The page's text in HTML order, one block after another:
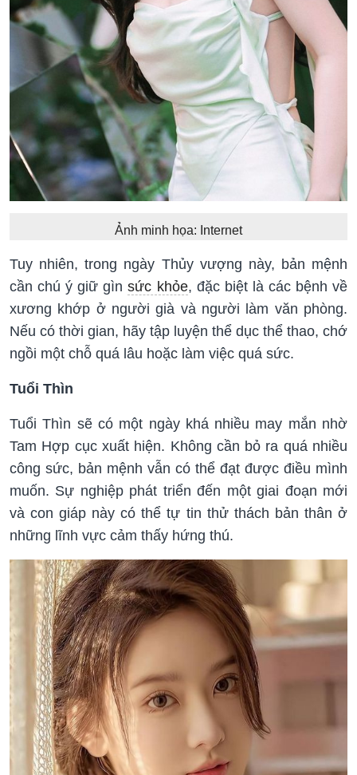
Ảnh minh họa: Internet
Tuy nhiên, trong ngày Thủy vượng này, bản mệnh
cần chú ý giữ gìnsức khỏe, đặc biệt là các bệnh về
xương khớp ở người già và người làm văn phòng.
Nếu có thời gian, hãy tập luyện thể dục thể thao, chớ
ngồi một chỗ quá lâu hoặc làm việc quá sức.
Tuổi Thìn
Tuổi Thìn sẽ có một ngày khá nhiều may mắn nhờ
Tam Hợp cục xuất hiện. Không cần bỏ ra quá nhiều
công sức, bản mệnh vẫn có thể đạt được điều mình
muốn. Sự nghiệp phát triển đến một giai đoạn mới
và con giáp này có thể tự tin thử thách bản thân ở
những lĩnh vực cảm thấy hứng thú.